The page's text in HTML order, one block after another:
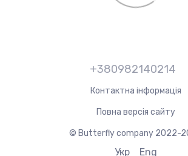
+380982140214
Контактна інформація
Повна версія сайту
© Butterfly company 2022-
Укр Eng